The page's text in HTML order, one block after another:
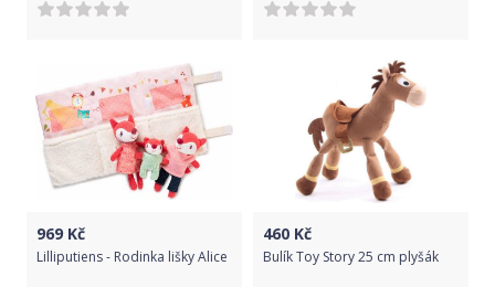
969 Kč
Lilliputiens - Rodinka lišky Alice
460 Kč
Bulík Toy Story 25 cm plyšák